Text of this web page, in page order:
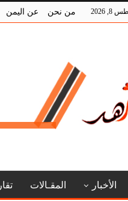
2026 من نحن عن اليمن
الأخبار المقـالات